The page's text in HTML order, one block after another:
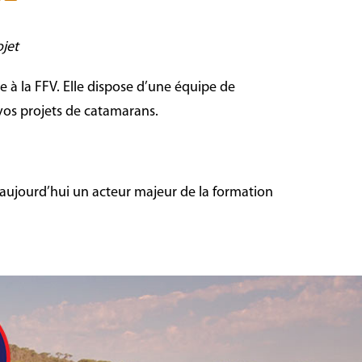
la FFV. Elle dispose d’une équipe de
projets de catamarans.
un acteur majeur de la formation